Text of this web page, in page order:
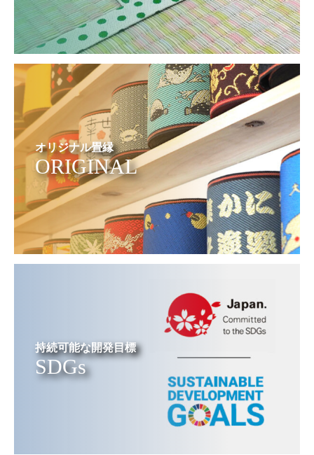
オリジナル畳縁
ORIGINAL
持続可能な開発目標
SDGs